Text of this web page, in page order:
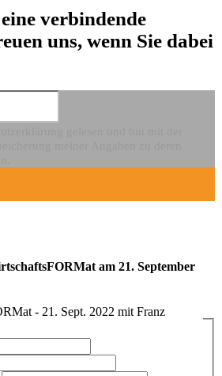
verbindende
uns, wenn Sie dabei
am 21. September
- 21. Sept. 2022 mit Franz